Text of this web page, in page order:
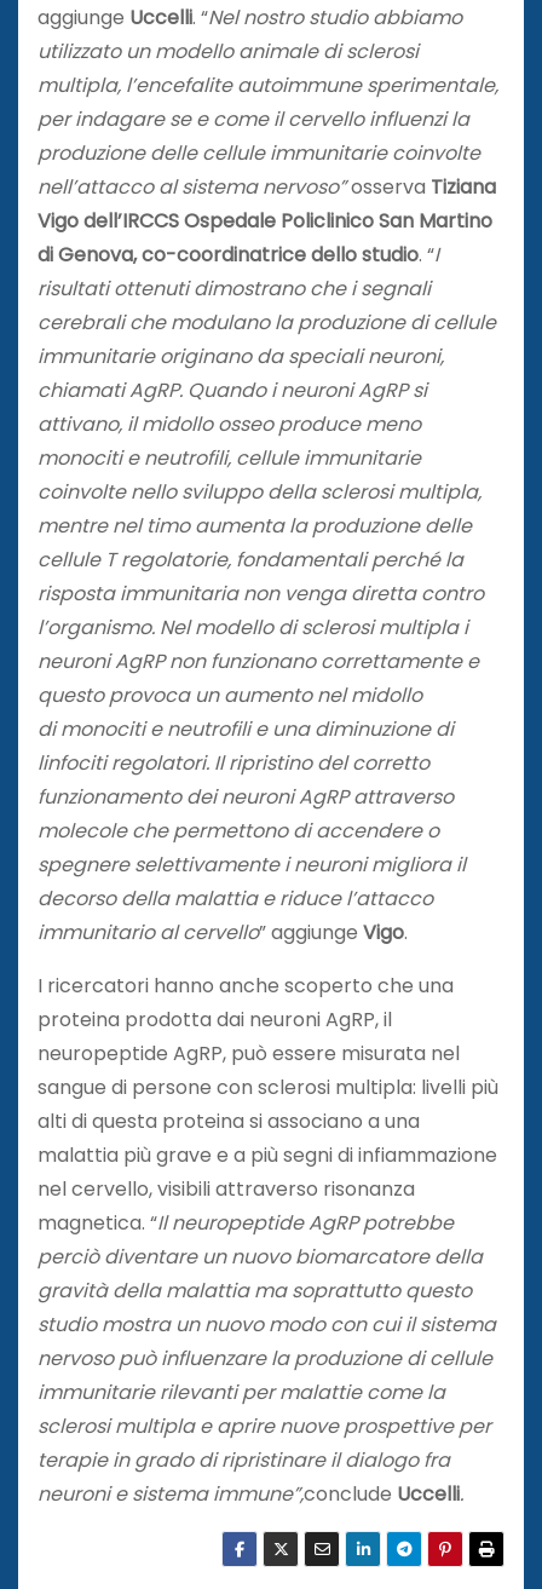
aggiunge Uccelli. “Nel nostro studio abbiamo
utilizzato un modello animale di sclerosi
multipla, l’encefalite autoimmune sperimentale,
per indagare se e come il cervello influenzi la
produzione delle cellule immunitarie coinvolte
nell’attacco al sistema nervoso”osserva Tiziana
Vigo dell’IRCCS Ospedale Policlinico San Martino
di Genova, co-coordinatrice dello studio. “I
risultati ottenuti dimostrano che i segnali
cerebrali che modulano la produzione di cellule
immunitarie originano da speciali neuroni,
chiamati AgRP. Quando i neuroni AgRP si
attivano, il midollo osseo produce meno
monociti e neutrofili, cellule immunitarie
coinvolte nello sviluppo della sclerosi multipla,
mentre nel timo aumenta la produzione delle
celluleTregolatorie, fondamentali perché la
risposta immunitaria non vengadiretta contro
l’organismo. Nelmodello di sclerosi multipla i
neuroni AgRP non funzionano correttamente e
questo provoca un aumento nel midollo
di monociti e neutrofili e una diminuzione di
linfociti regolatori. Il ripristino del corretto
funzionamento dei neuroni AgRP attraverso
molecole che permettono di accendere o
spegnere selettivamente i neuroni migliora il
decorso della malattia e riduce l’attacco
immunitario al cervello” aggiunge Vigo.
I ricercatori hanno anche scoperto che una
proteina prodotta dai neuroni AgRP, il
neuropeptide AgRP, può essere misurata nel
sangue di persone con sclerosi multipla: livelli più
alti di questa proteina si associano a una
malattia più grave e a più segni di infiammazione
nel cervello, visibili attraverso risonanza
magnetica. “Il neuropeptide AgRP potrebbe
perciò diventare un nuovo biomarcatore della
gravità della malattia ma soprattutto questo
studio mostra un nuovo modo con cui il sistema
nervoso può influenzare la produzione di cellule
immunitarie rilevanti per malattie come la
sclerosi multipla e aprire nuove prospettive per
terapie in grado di ripristinare il dialogo fra
neuroni e sistema immune”,conclude Uccelli.